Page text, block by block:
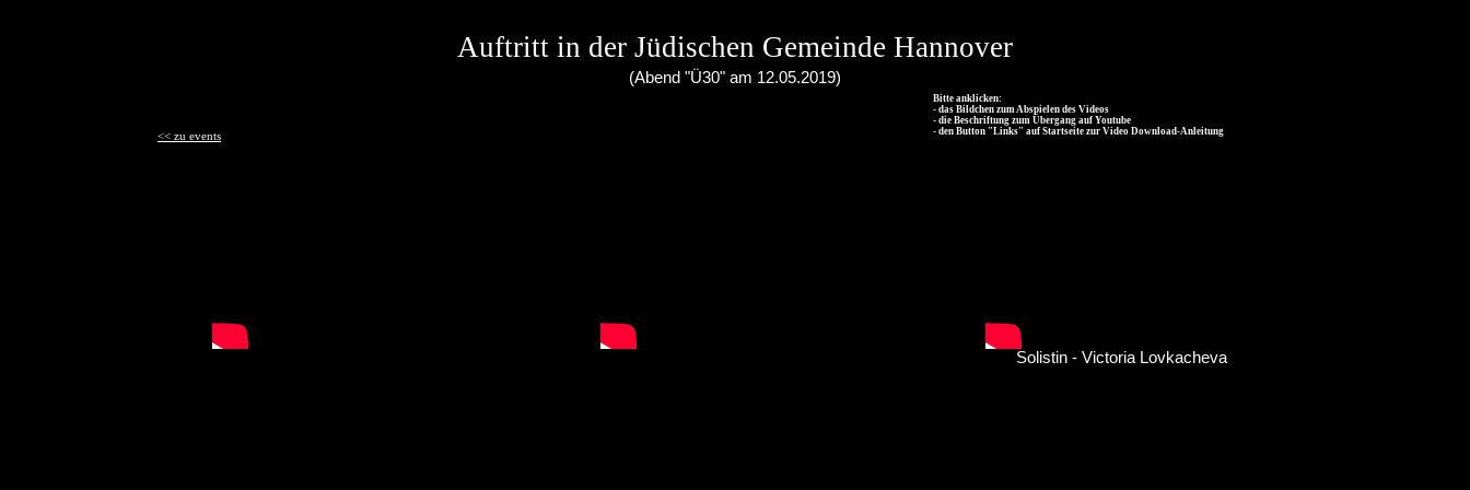
Auftritt in der Jüdischen Gemeinde Hannover
(Abend "Ü30" am 12.05.2019)
<< zu events
Bitte anklicken:
- das Bildchen zum Abspielen des Videos
- die Beschriftung zum Übergang auf Youtube
- den Button "Links" auf Startseite zur Video Download-Anleitung
Solistin - Victoria Lovkacheva